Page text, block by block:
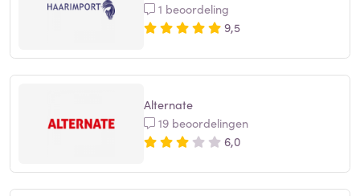
1 beoordeling
9,5
Alternate
19 beoordelingen
6,0